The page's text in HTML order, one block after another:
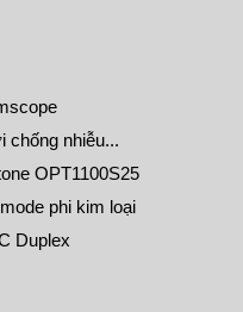
chống nhiễu...
OPT1100S25
phi kim loại
Duplex